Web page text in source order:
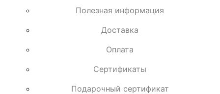
Полезная информация
Доставка
Оплата
Сертификаты
Подарочный сертификат